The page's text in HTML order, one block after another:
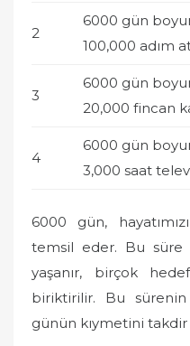
2
6000 gün
100,000 adım
3
6000 gün
20,000 fincan
4
6000 gün
3,000 saat
6000 gün,
temsil eder. Bu süre
yaşanır, birçok
biriktirilir. Bu
günün kıymetini